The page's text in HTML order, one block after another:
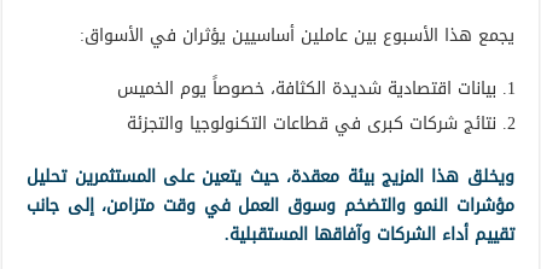
يجمع هذا الأسبوع بين عاملين أساسيين يؤثران في الأسواق:
بيانات اقتصادية شديدة الكثافة، خصوصاً يوم الخميس
نتائج شركات كبرى في قطاعات التكنولوجيا والتجزئة
ويخلق هذا المزيج بيئة معقدة، حيث يتعين على المستثمرين تحليل
مؤشرات النمو والتضخم وسوق العمل في وقت متزامن، إلى جانب
تقييم أداء الشركات وآفاقها المستقبلية.